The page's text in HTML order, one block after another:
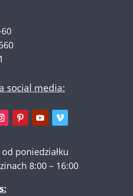
social media:
poniedziałku
8:00 – 16:00